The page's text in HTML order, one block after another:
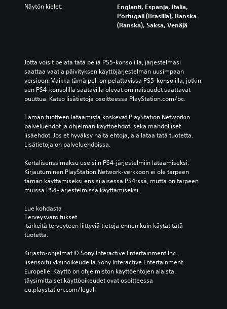
Näytön kielet:
Englanti, Espanja, Italia,
Portugali (Brasilia), Ranska
(Ranska), Saksa, Venäjä
Jotta voisit pelata tätä peliä PS5-konsolilla, järjestelmäsi
saattaa vaatia päivityksen käyttöjärjestelmän uusimpaan
versioon. Vaikka tämä peli on pelattavissa PS5-konsolilla, jotkin
sen PS4-konsolilla saatavilla olevat ominaisuudet saattavat
puuttua. Katso lisätietoja osoitteessa PlayStation.com/bc.
Tämän tuotteen lataamista koskevat PlayStation Networkin
palveluehdot ja ohjelman käyttöehdot, sekä mahdolliset
lisäehdot. Jos et hyväksy näitä ehtoja, älä lataa tätä tuotetta.
Lisätietoja on palveluehdoissa.
Kertalisenssimaksu useisiin PS4-järjestelmiin lataamiseksi.
Kirjautuminen PlayStation Network-verkkoon ei ole tarpeen
tämän käyttämiseksi ensisijaisessa PS4:ssä, mutta on tarpeen
muissa PS4-järjestelmissä käyttämiseksi.
Lue kohdasta
Terveysvaroitukset
tuotetta.
Kirjasto-ohjelmat © Sony Interactive Entertainment Inc.,
lisensoitu yksinoikeudella Sony Interactive Entertainment
Europelle. Käyttö on ohjelmiston käyttöehtojen alaista,
täysimittaiset käyttöoikeudet ovat osoitteessa
eu.playstation.com/legal.